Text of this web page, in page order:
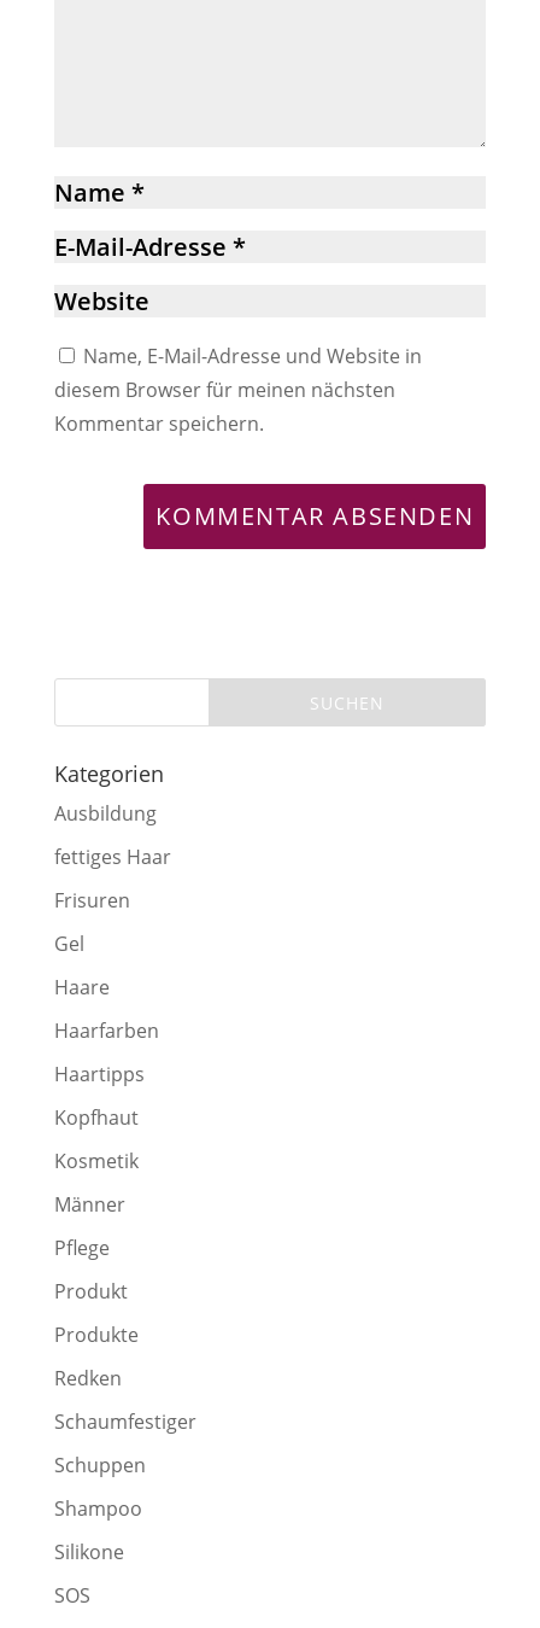
Name, E-Mail-Adresse und Website in
diesem Browser für meinen nächsten
Kommentar speichern.
Kategorien
Ausbildung
fettiges Haar
Frisuren
Gel
Haare
Haarfarben
Haartipps
Kopfhaut
Kosmetik
Männer
Pflege
Produkt
Produkte
Redken
Schaumfestiger
Schuppen
Shampoo
Silikone
SOS